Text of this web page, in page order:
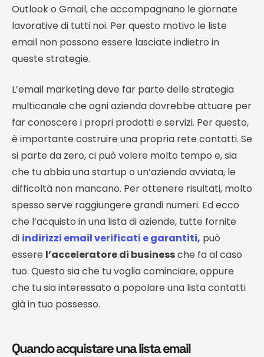
Outlook o Gmail, che accompagnano le giornate
lavorative di tutti noi. Per questo motivo le liste
email non possono essere lasciate indietro in
queste strategie.
L’email marketing deve far parte delle strategia
multicanale che ogni azienda dovrebbe attuare per
far conoscere i propri prodotti e servizi. Per questo,
è importante costruire una propria rete contatti. Se
si parte da zero, ci può volere molto tempo e, sia
che tu abbia una startup o un’azienda avviata, le
difficoltà non mancano. Per ottenere risultati, molto
spesso serve raggiungere grandi numeri. Ed ecco
che l’acquisto in una lista di aziende, tutte fornite
di indirizzi email verificati e garantiti, può
essere l’acceleratore di businessche fa al caso
tuo. Questo sia che tu voglia cominciare, oppure
che tu sia interessato a popolare una lista contatti
già in tuo possesso.
Quando acquistare una lista email